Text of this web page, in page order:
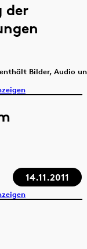
der
Bilder, Audio
14.11.2011